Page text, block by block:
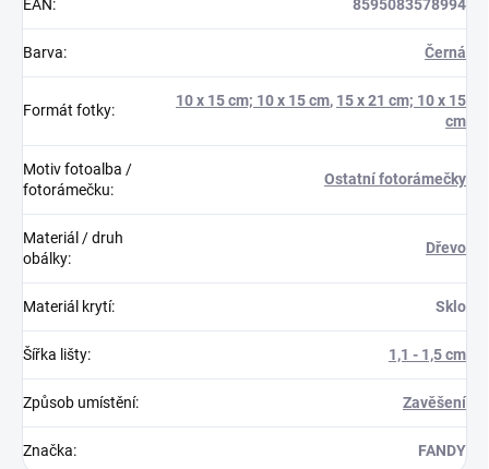
EAN: 8595083578994
Barva: Černá
Formát fotky:
10 x 15 cm; 10 x 15 cm, 15 x 21 cm; 10 x 15
cm
Motiv fotoalba /
fotorámečku:
Ostatní fotorámečky
Materiál / druh
obálky:
Dřevo
Materiál krytí: Sklo
Šířka lišty: 1,1 - 1,5 cm
Způsob umístění: Zavěšení
Značka: FANDY